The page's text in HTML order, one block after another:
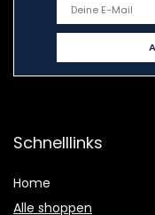
Schnelllinks
Home
Alle shoppen